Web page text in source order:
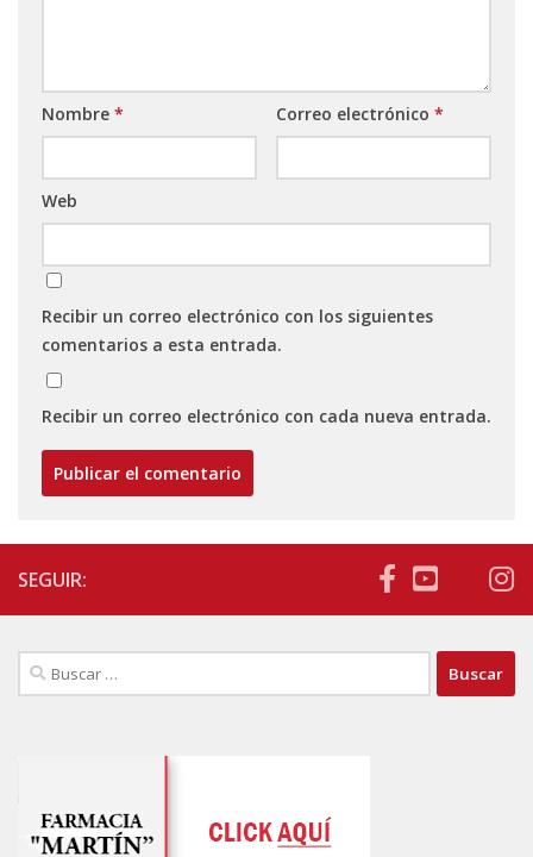
Nombre * Correo electrónico *
Web
Recibir un correo electrónico con los siguientes
comentarios a esta entrada.
Recibir un correo electrónico con cada nueva entrada.
SEGUIR:
Buscar: